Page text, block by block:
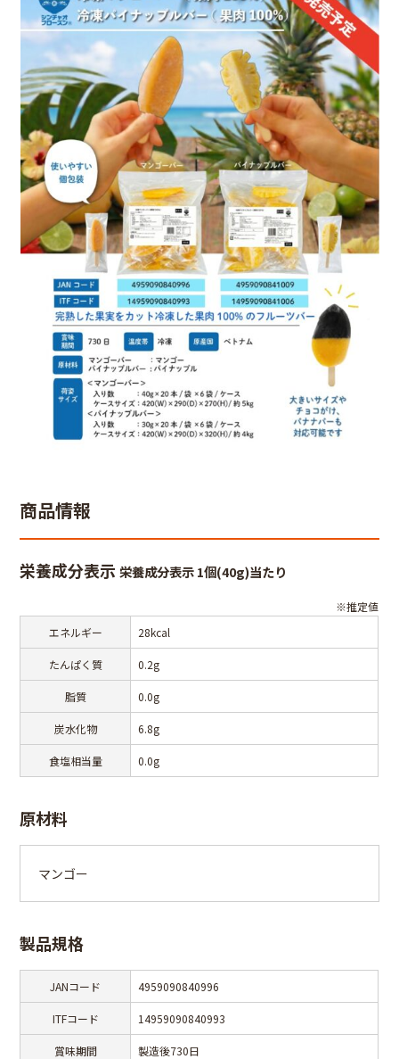
商品情報
栄養成分表示 栄養成分表示 1個(40g)当たり
※推定値
エネルギー
28kcal
たんぱく質 0.2g
脂質 0.0g
炭水化物 6.8g
食塩相当量 0.0g
原材料
マンゴー
製品規格
JANコード 4959090840996
ITFコード 14959090840993
賞味期間 製造後730日